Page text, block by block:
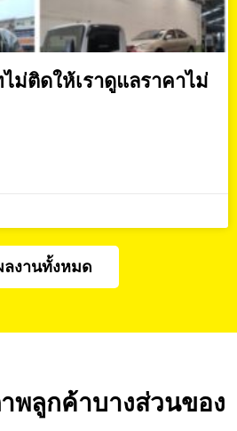
ม่ติดให้เราดูแลราคาไม่
ลงานทั้งหมด
พลูกค้าบางส่วนของ